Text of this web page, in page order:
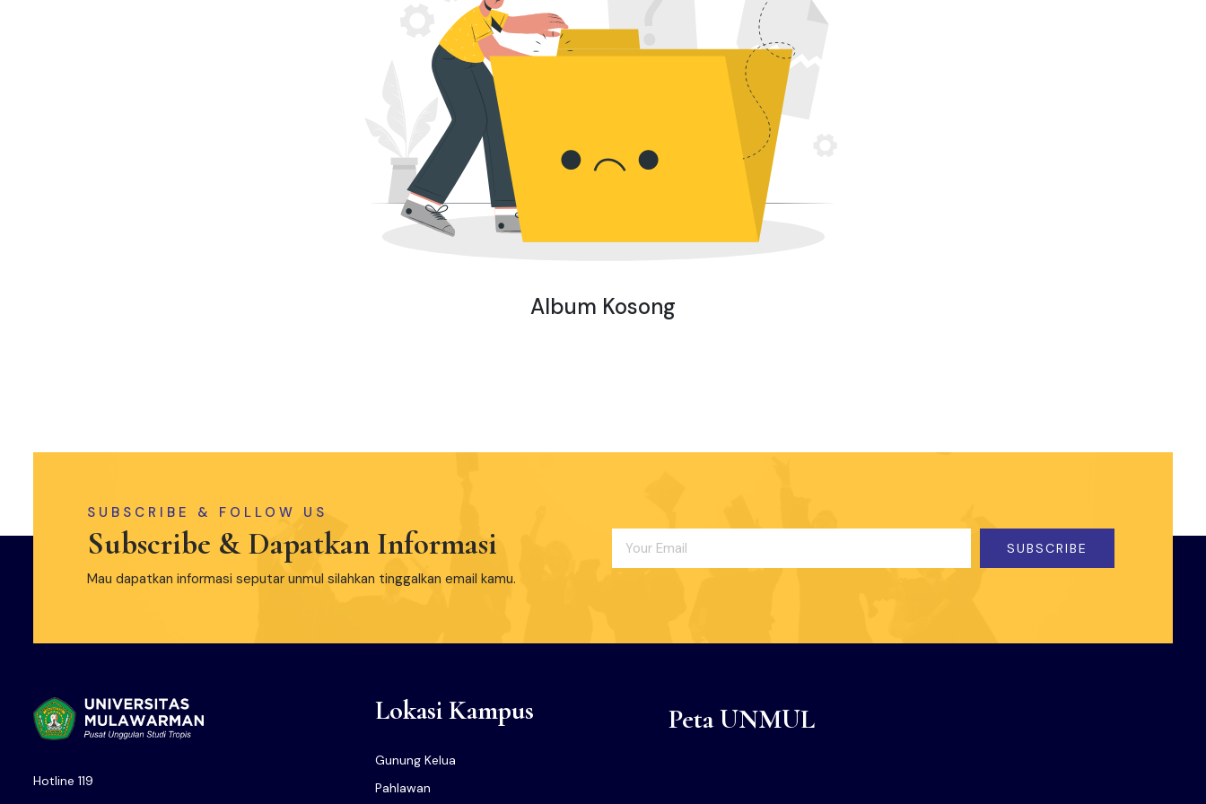
Album Kosong
SUBSCRIBE & FOLLOW US
Subscribe & Dapatkan Informasi
Mau dapatkan informasi seputar unmul silahkan tinggalkan email kamu.
SUBSCRIBE
Hotline 119
Lokasi Kampus
Gunung Kelua
Pahlawan
Peta UNMUL